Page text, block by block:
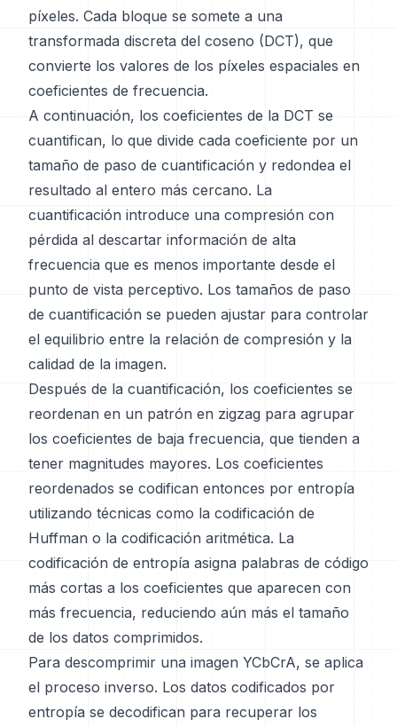
píxeles. Cada bloque se somete a una
transformada discreta del coseno (DCT), que
convierte los valores de los píxeles espaciales en
coeficientes de frecuencia.
A continuación, los coeficientes de la DCT se
cuantifican, lo que divide cada coeficiente por un
tamaño de paso de cuantificación y redondea el
resultado al entero más cercano. La
cuantificación introduce una compresión con
pérdida al descartar información de alta
frecuencia que es menos importante desde el
punto de vista perceptivo. Los tamaños de paso
de cuantificación se pueden ajustar para controlar
el equilibrio entre la relación de compresión y la
calidad de la imagen.
Después de la cuantificación, los coeficientes se
reordenan en un patrón en zigzag para agrupar
los coeficientes de baja frecuencia, que tienden a
tener magnitudes mayores. Los coeficientes
reordenados se codifican entonces por entropía
utilizando técnicas como la codificación de
Huffman o la codificación aritmética. La
codificación de entropía asigna palabras de código
más cortas a los coeficientes que aparecen con
más frecuencia, reduciendo aún más el tamaño
de los datos comprimidos.
Para descomprimir una imagen YCbCrA, se aplica
el proceso inverso. Los datos codificados por
entropía se decodifican para recuperar los